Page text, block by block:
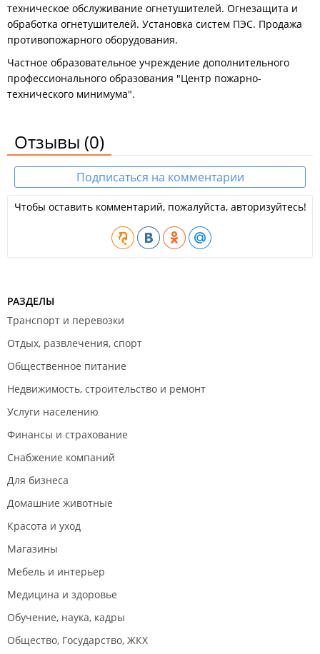
техническое обслуживание огнетушителей. Огнезащита и
обработка огнетушителей. Установка систем ПЭС. Продажа
противопожарного оборудования.
Частное образовательное учреждение дополнительного
профессионального образования "Центр пожарно-
технического минимума".
Отзывы (0)
Подписаться на комментарии
Чтобы оставить комментарий, пожалуйста, авторизуйтесь!
РАЗДЕЛЫ
Транспорт и перевозки
Отдых, развлечения, спорт
Общественное питание
Недвижимость, строительство и ремонт
Услуги населению
Финансы и страхование
Снабжение компаний
Для бизнеса
Домашние животные
Красота и уход
Магазины
Мебель и интерьер
Медицина и здоровье
Обучение, наука, кадры
Общество, Государство, ЖКХ